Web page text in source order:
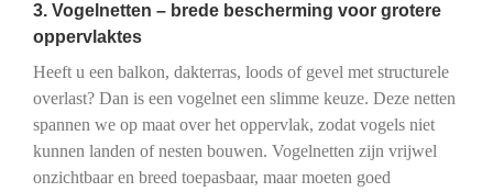
3. Vogelnetten – brede bescherming voor grotere
oppervlaktes
Heeft u een balkon, dakterras, loods of gevel met structurele
overlast? Dan is een vogelnet een slimme keuze. Deze netten
spannen we op maat over het oppervlak, zodat vogels niet
kunnen landen of nesten bouwen. Vogelnetten zijn vrijwel
onzichtbaar en breed toepasbaar, maar moeten goed